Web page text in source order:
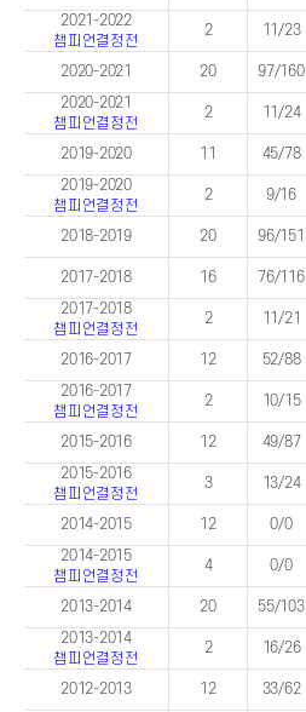
2021-2022
챔피언결정전
2020-2021
2020-2021
챔피언결정전
2019-2020
2019-2020
챔피언결정전
2018-2019
2017-2018
2017-2018
챔피언결정전
2016-2017
2016-2017
챔피언결정전
2015-2016
2015-2016
챔피언결정전
2014-2015
2014-2015
챔피언결정전
2013-2014
2013-2014
챔피언결정전
2012-2013
2 11/23
20 97/160
2 11/24
11 45/78
2 9/16
20 96/151
16 76/116
2 11/21
12 52/88
2 10/15
12 49/87
3 13/24
12 0/0
4 0/0
20 55/103
2 16/26
12 33/62